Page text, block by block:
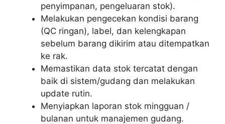
penyimpanan, pengeluaran stok).
Melakukan pengecekan kondisi barang
(QC ringan), label, dan kelengkapan
sebelum barang dikirim atau ditempatkan
ke rak.
Memastikan data stok tercatat dengan
baik di sistem/gudang dan melakukan
update rutin.
Menyiapkan laporan stok mingguan /
bulanan untuk manajemen gudang.